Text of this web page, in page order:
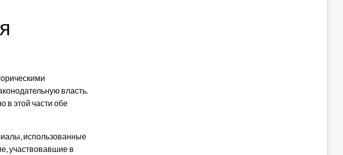
власть.
в этой части обе
использованные
участвовавшие в